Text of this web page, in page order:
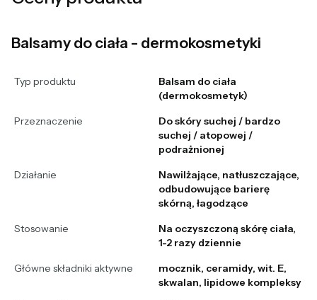
Balsamy do ciała - dermokosmetyki
Typ produktu
Balsam do ciała
(dermokosmetyk)
Przeznaczenie
Do skóry suchej / bardzo
suchej / atopowej /
podrażnionej
Działanie
Nawilżające, natłuszczające,
odbudowujące barierę
skórną, łagodzące
Stosowanie
Na oczyszczoną skórę ciała,
1-2 razy dziennie
Główne składniki aktywne
mocznik, ceramidy, wit. E,
skwalan, lipidowe kompleksy